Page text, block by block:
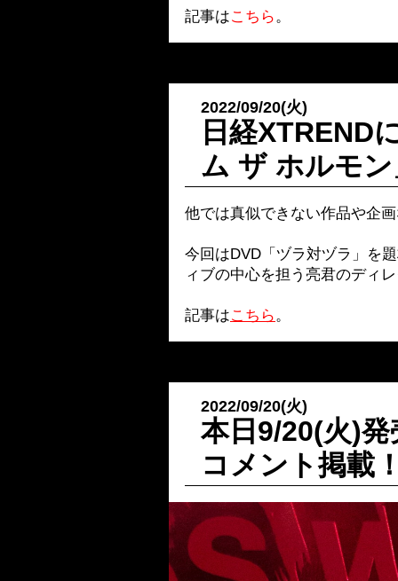
記事はこちら 。
2022/09/20(火)
日経XTREND
ム ザ ホルモ
他では真似できない作品や企
今回はDVD「ヅラ対ヅラ」を
ィブの中心を担う亮君のディ
記事はこちら 。
2022/09/20(火)
本日9/20(火)
コメント掲載